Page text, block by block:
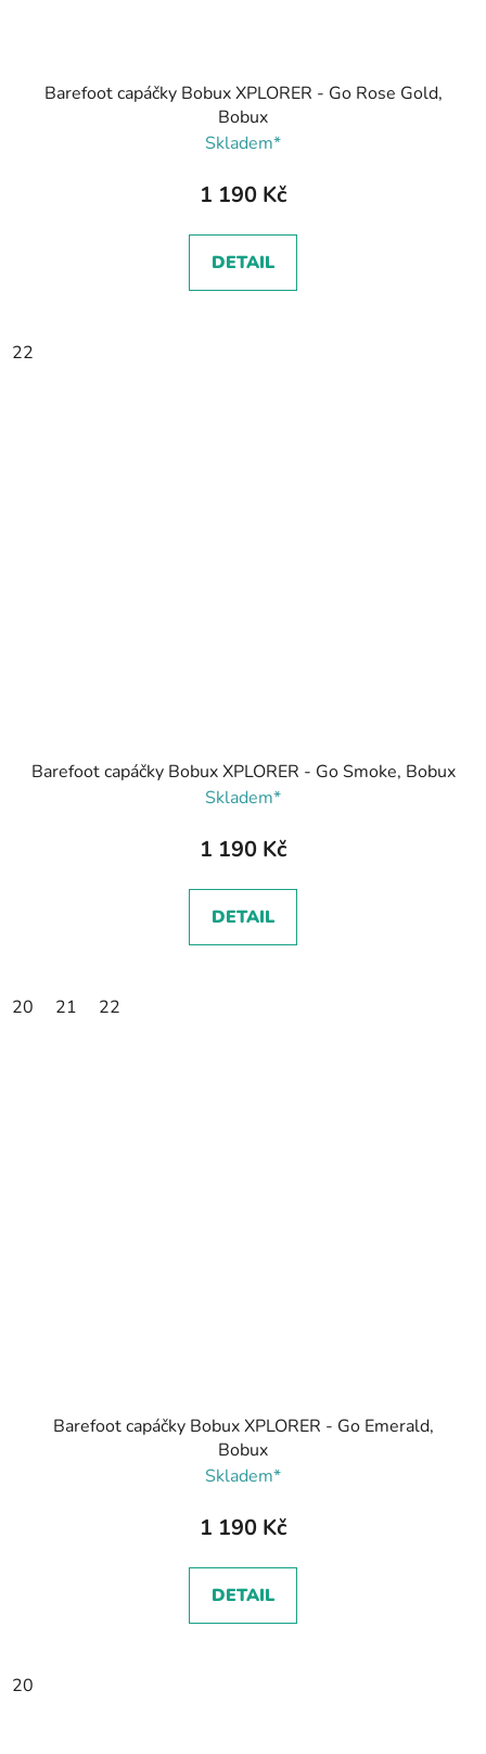
Barefoot capáčky Bobux XPLORER - Go Rose Gold,
Bobux
Skladem*
1 190 Kč
DETAIL
22
Barefoot capáčky Bobux XPLORER - Go Smoke, Bobux
Skladem*
1 190 Kč
DETAIL
20 21 22
Barefoot capáčky Bobux XPLORER - Go Emerald,
Bobux
Skladem*
1 190 Kč
DETAIL
20